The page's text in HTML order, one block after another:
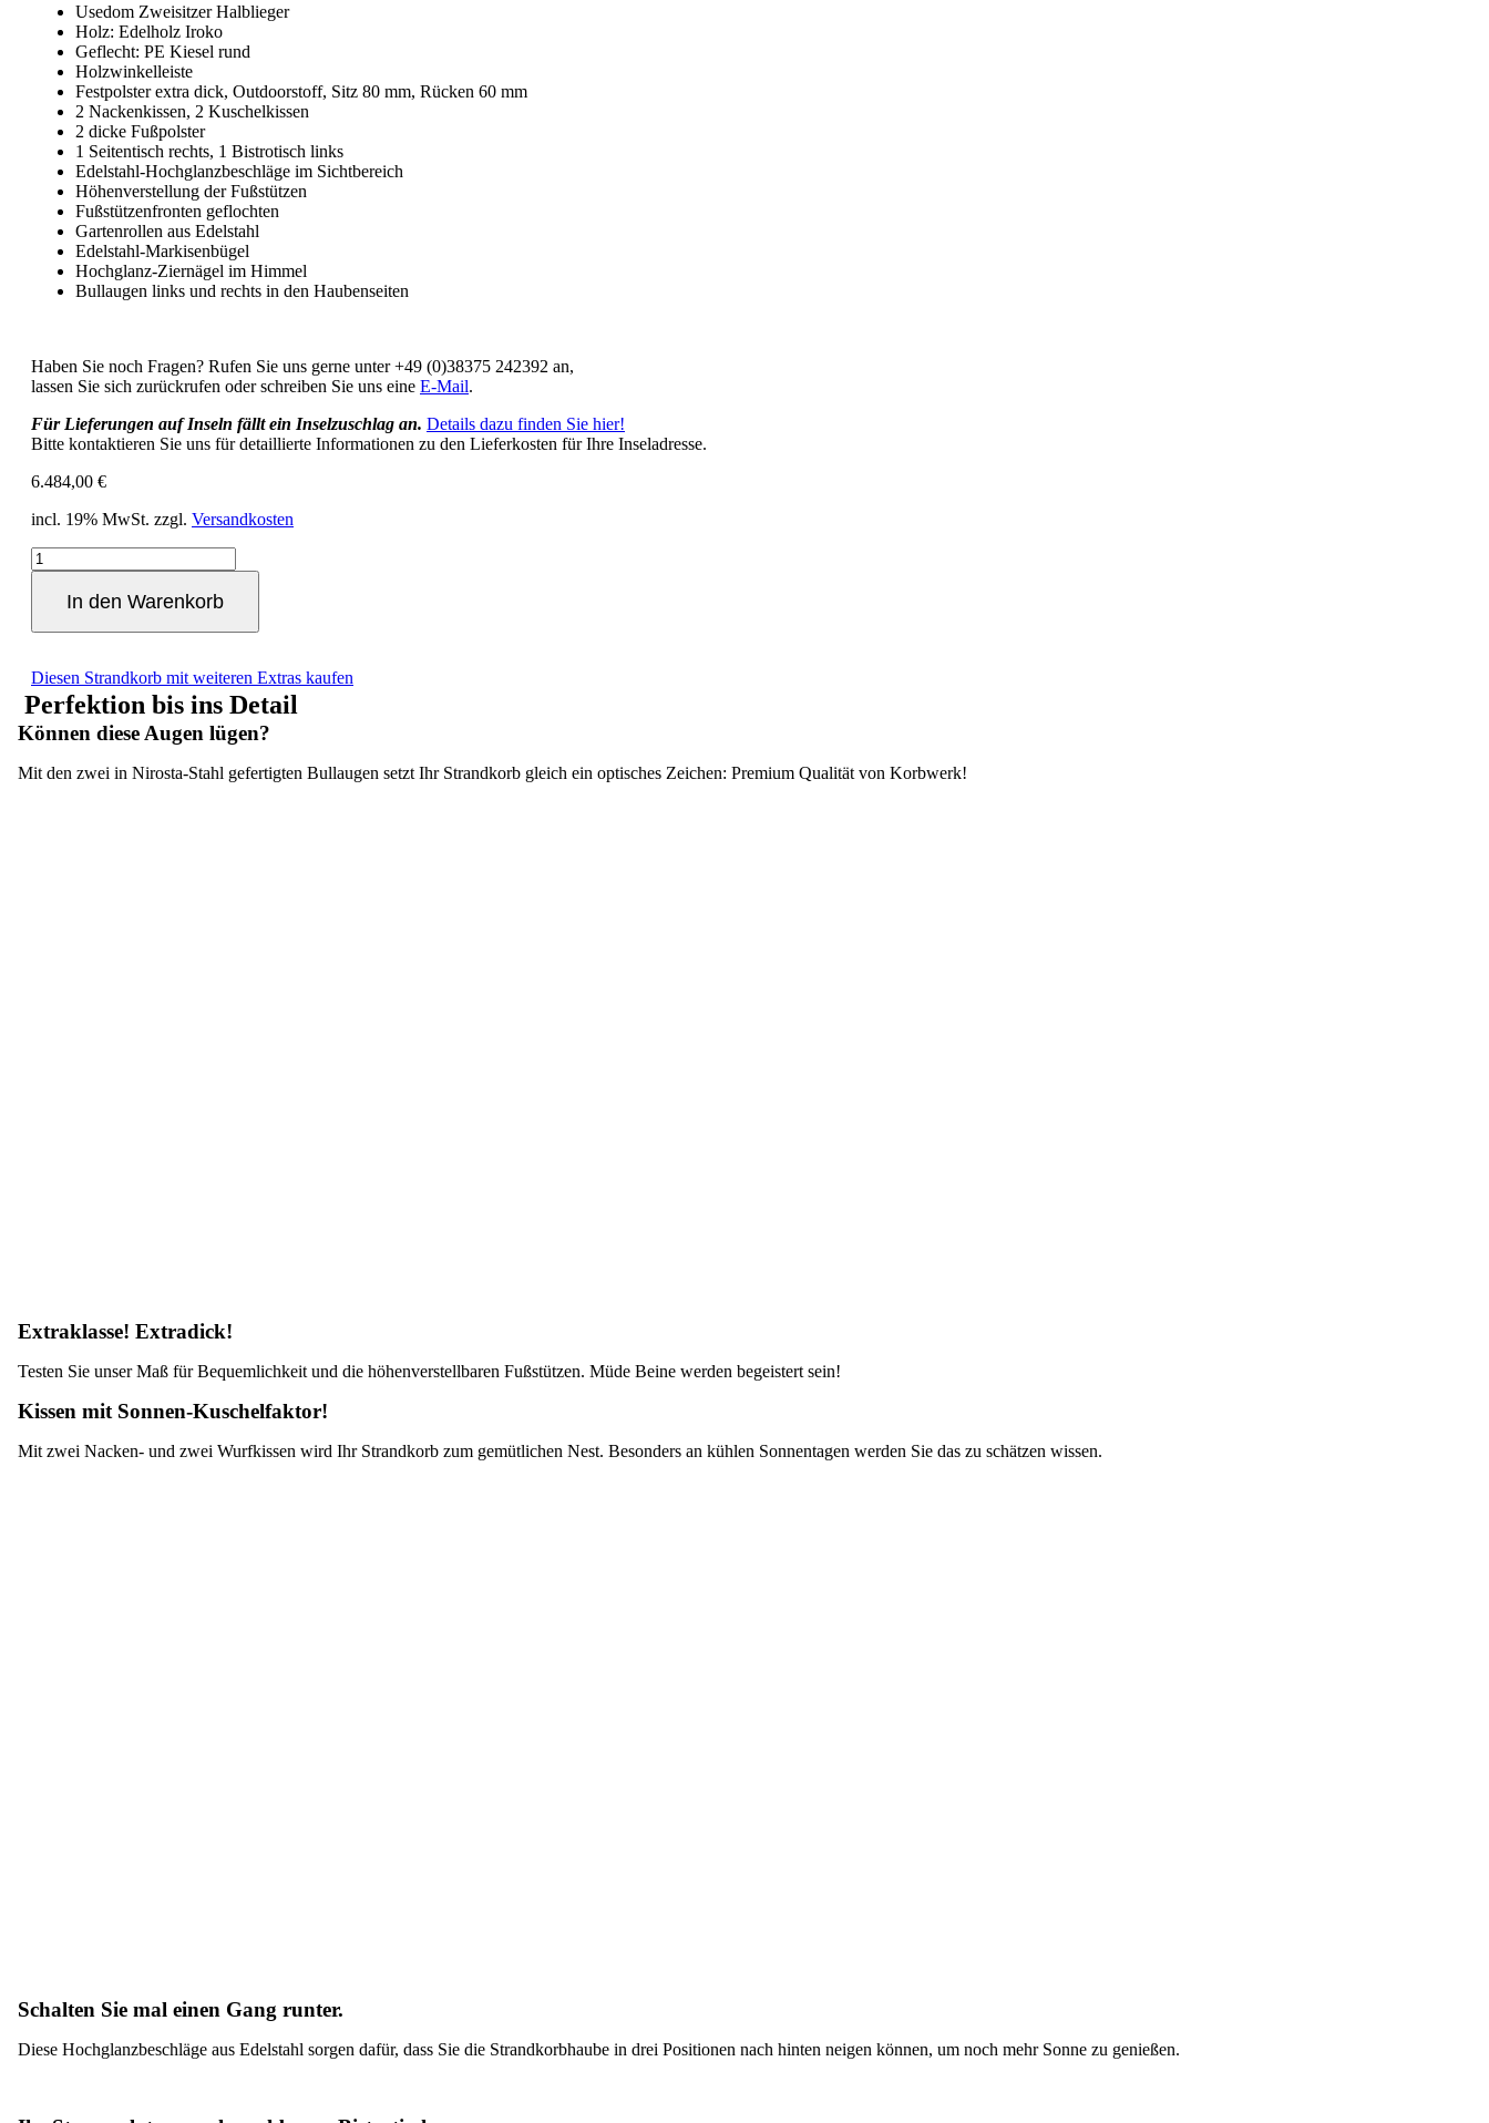
Usedom Zweisitzer Halblieger
Holz: Edelholz Iroko
Geflecht: PE Kiesel rund
Holzwinkelleiste
Festpolster extra dick, Outdoorstoff, Sitz 80 mm, Rücken 60 mm
2 Nackenkissen, 2 Kuschelkissen
2 dicke Fußpolster
1 Seitentisch rechts, 1 Bistrotisch links
Edelstahl-Hochglanzbeschläge im Sichtbereich
Höhenverstellung der Fußstützen
Fußstützenfronten geflochten
Gartenrollen aus Edelstahl
Edelstahl-Markisenbügel
Hochglanz-Ziernägel im Himmel
Bullaugen links und rechts in den Haubenseiten
Haben Sie noch Fragen? Rufen Sie uns gerne unter +49 (0)38375 242392 an,
lassen Sie sich zurückrufen oder schreiben Sie uns eine E-Mail.
Für Lieferungen auf Inseln fällt ein Inselzuschlag an. Details dazu finden Sie hier!
Bitte kontaktieren Sie uns für detaillierte Informationen zu den Lieferkosten für Ihre Inseladresse.
6.484,00 €
incl. 19% MwSt. zzgl. Versandkosten
"HOCHEDEL
UPGRADE"
Zweisitzer
Halblieger
In den Warenkorb
Diesen Strandkorb mit weiteren Extras kaufen
Perfektion bis ins Detail
Können diese Augen lügen?
Mit den zwei in Nirosta-Stahl gefertigten Bullaugen setzt Ihr Strandkorb gleich ein optisches Zeichen: Premium Qualität von Korbwerk!
Extraklasse! Extradick!
Testen Sie unser Maß für Bequemlichkeit und die höhenverstellbaren Fußstützen. Müde Beine werden begeistert sein!
Kissen mit Sonnen-Kuschelfaktor!
Mit zwei Nacken- und zwei Wurfkissen wird Ihr Strandkorb zum gemütlichen Nest. Besonders an kühlen Sonnentagen werden Sie das zu schätzen wissen.
Schalten Sie mal einen Gang runter.
Diese Hochglanzbeschläge aus Edelstahl sorgen dafür, dass Sie die Strandkorbhaube in drei Positionen nach hinten neigen können, um noch mehr Sonne zu genießen.